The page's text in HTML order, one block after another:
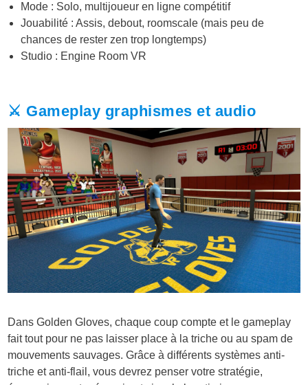
Mode : Solo, multijoueur en ligne compétitif
Jouabilité : Assis, debout, roomscale (mais peu de
chances de rester zen trop longtemps)
Studio : Engine Room VR
⚔️ Gameplay graphismes et audio
Dans Golden Gloves, chaque coup compte et le gameplay
fait tout pour ne pas laisser place à la triche ou au spam de
mouvements sauvages. Grâce à différents systèmes anti-
triche et anti-flail, vous devrez penser votre stratégie,